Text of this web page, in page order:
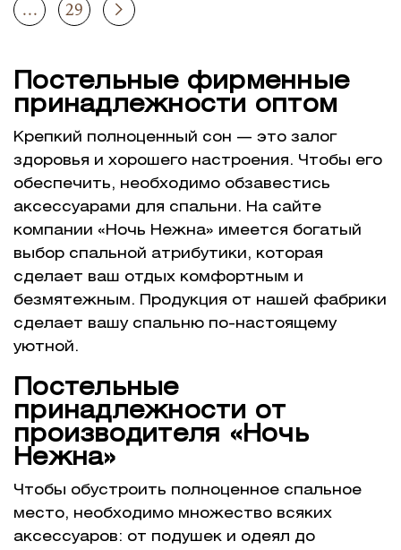
... 29
Постельные фирменные
принадлежности оптом
Крепкий полноценный сон — это залог
здоровья и хорошего настроения. Чтобы его
обеспечить, необходимо обзавестись
аксессуарами для спальни. На сайте
компании «Ночь Нежна» имеется богатый
выбор спальной атрибутики, которая
сделает ваш отдых комфортным и
безмятежным. Продукция от нашей фабрики
сделает вашу спальню по-настоящему
уютной.
Постельные
принадлежности от
производителя «Ночь
Нежна»
Чтобы обустроить полноценное спальное
место, необходимо множество всяких
аксессуаров: от подушек и одеял до